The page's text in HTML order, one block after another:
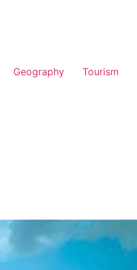
Geography Tourism